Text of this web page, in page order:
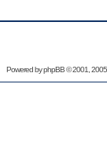
Powered byphpBB© 2001,